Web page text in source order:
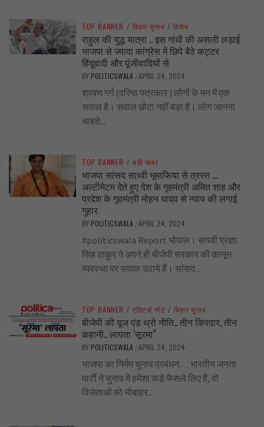
TOP BANNER / बिहार चुनाव / विशेष
राहुल की युद्ध यात्रा .. इस गांधी की असली लड़ाई
भाजपा से ज्यादा कांग्रेस में छिपे बैठे कट्टर
हिंदूवादी और पूंजीवादियों से
BY POLITICSWALA /APRIL 24, 2024
श्रवण गर्ग (वरिष्ठ पत्रकार ) लोगों के मन में एक
सवाल है। सवाल छोटा नहीं बड़ा है। लोग जानना
चाहते...
TOP BANNER / बड़ी खबर
भाजपा सांसद साध्वी भूमाफिया से त्रस्त …
अल्टीमेटम देते हुए देश के गृहमंत्री अमित शाह और
प्रदेश के गृहमंत्री मोहन यादव से न्याय की लगाई
गुहार
BY POLITICSWALA /APRIL 24, 2024
#politicswala Report भोपाल। साध्वी प्रज्ञा
सिंह ठाकुर ने अपने ही बीजेपी सरकार की कानून
व्यवस्था पर सवाल उठाये हैं। सांसद...
TOP BANNER / एडिटर्स नोट / बिहार चुनाव
बीजेपी की यूज एंड थ्रो नीति.. तीन किरदार, तीन
कहानी.. लापता ‘सूरमा”
BY POLITICSWALA /APRIL 24, 2024
भाजपा का निर्मम चुनाव प्रबंधन… भारतीय जनता
पार्टी ने चुनाव में हमेशा कड़े फैसले लिए हैं, वो
विजेताओं को भीबाहर...